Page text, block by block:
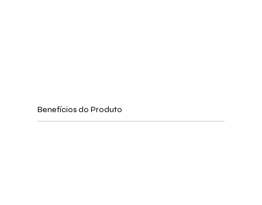
Benefícios do Produto